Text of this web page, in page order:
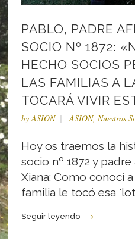
PABLO, PADRE
SOCIO Nº 1872:
HECHO SOCIOS
LAS FAMILIAS A
TOCARÁ VIVIR
byASION ASION, Nuestros
Hoy os traemos la
socio nº 1872 y
Xiana: Como conocí
familia le tocó esa
Seguir leyendo